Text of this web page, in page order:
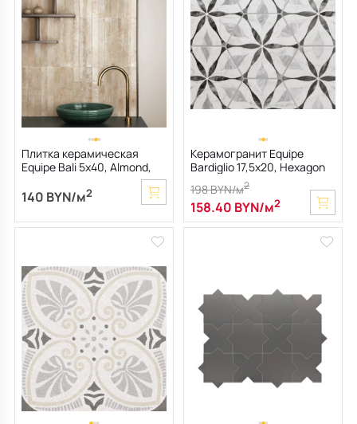
Плитка керамическая
Equipe Bali 5х40, Almond,
140 BYN/м2
Керамогранит Equipe
Bardiglio 17,5х20, Hexagon
Flower, 8 мм
158.40 BYN/м2
198 BYN/м2